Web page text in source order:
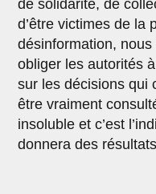
de solidarité, de
d’être victimes de la
désinformation,
obliger les autorités
sur les décisions qui
être vraiment
insoluble et c’est
donnera des